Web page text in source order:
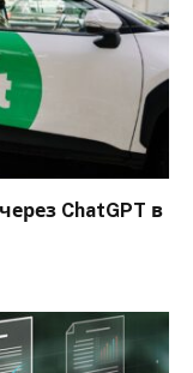
ChatGPT в